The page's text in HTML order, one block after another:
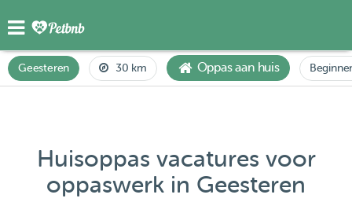
Geesteren 30 km Oppas aan huis
Huisoppas vacatures voor
oppaswerk in Geesteren